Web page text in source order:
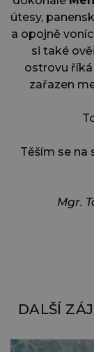
útesy,
a opojně
si také
ostrovu říká
zařazen
Těším se na
Mgr.
DALŠÍ